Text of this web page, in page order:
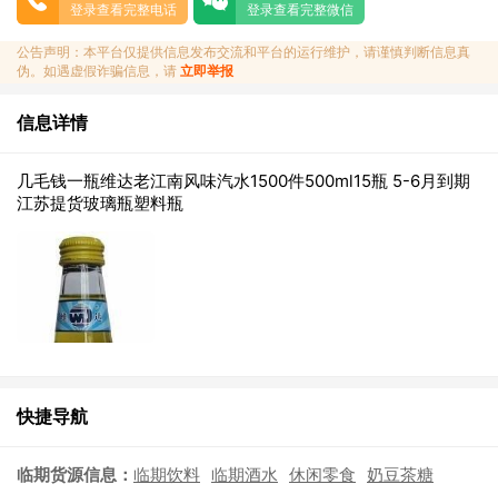
登录查看完整电话 登录查看完整微信
公告声明：本平台仅提供信息发布交流和平台的运行维护，请谨慎判断信息真
伪。如遇虚假诈骗信息，请 立即举报
信息详情
几毛钱一瓶维达老江南风味汽水1500件500ml15瓶 5-6月到期
江苏提货玻璃瓶塑料瓶
快捷导航
临期货源信息： 临期饮料 临期酒水 休闲零食 奶豆茶糖